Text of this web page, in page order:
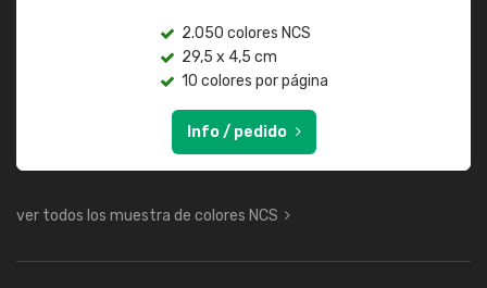
2.050 colores NCS
29,5 x 4,5 cm
10 colores por página
Info / pedido
ver todos los muestra de colores NCS